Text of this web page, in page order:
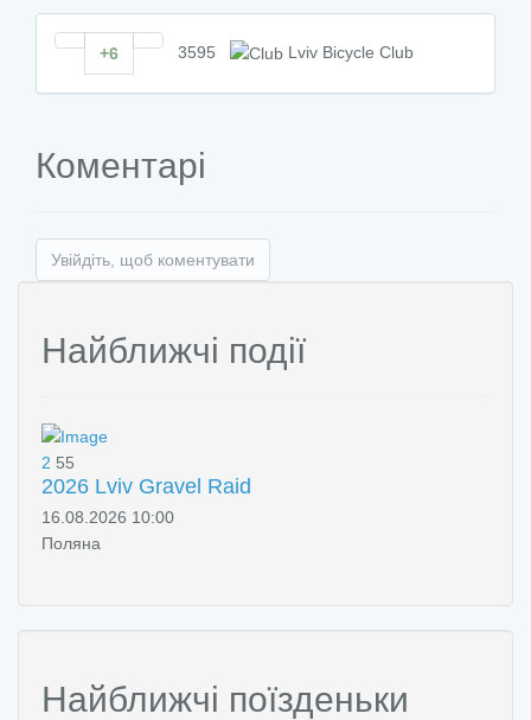
+6 3595 Lviv Bicycle Club
Коментарі
Увійдіть, щоб коментувати
Найближчі події
2 55
2026 Lviv Gravel Raid
16.08.2026 10:00
Поляна
Найближчі поїзденьки